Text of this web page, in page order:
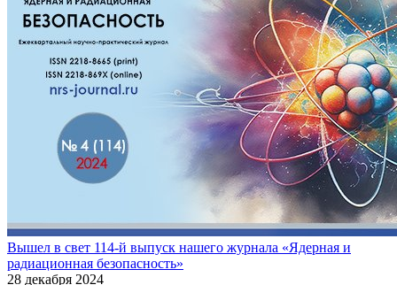
Вышел в свет 114-й выпуск нашего журнала «Ядерная и
радиационная безопасность»
28 декабря 2024